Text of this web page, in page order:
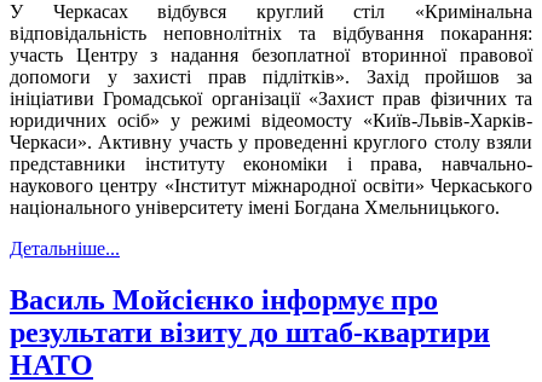
У Черкасах відбувся круглий стіл «Кримінальна
відповідальність неповнолітніх та відбування покарання:
участь Центру з надання безоплатної вторинної правової
допомоги у захисті прав підлітків». Захід пройшов за
ініціативи Громадської організації «Захист прав фізичних та
юридичних осіб» у режимі відеомосту «Київ-Львів-Харків-
Черкаси». Активну участь у проведенні круглого столу взяли
представники інституту економіки і права, навчально-
наукового центру «Інститут міжнародної освіти» Черкаського
національного університету імені Богдана Хмельницького.
Детальніше...
Василь Мойсієнко інформує про
результати візиту до штаб-квартири
НАТО